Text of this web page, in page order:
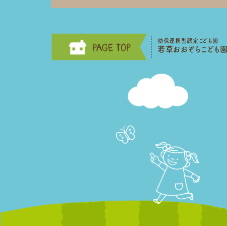
幼保連携型認定こども園
若草おおぞらこども園